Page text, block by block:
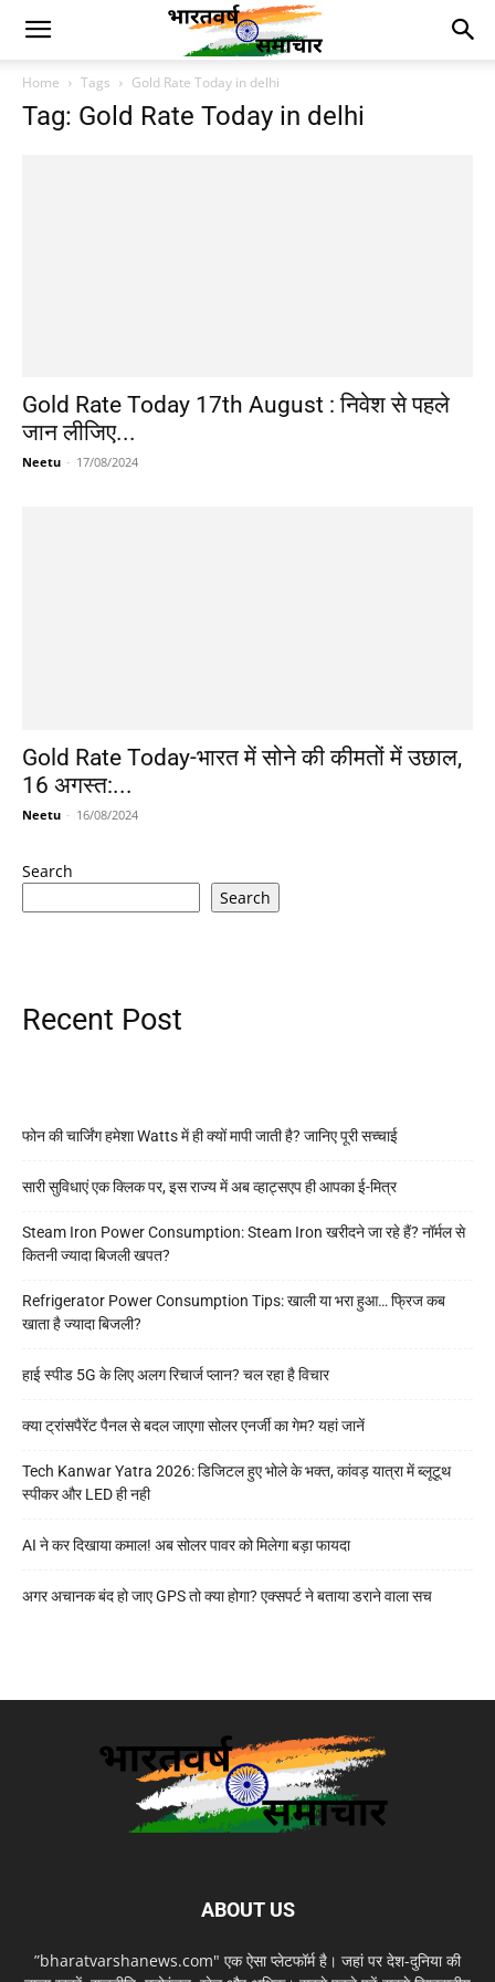
Home Tags Gold Rate Today in delhi
Tag: Gold Rate Today in delhi
Gold Rate Today 17th August : निवेश से पहले
जान लीजिए...
Neetu - 17/08/2024
Gold Rate Today-भारत में सोने की कीमतों में उछाल,
16 अगस्त:...
Neetu - 16/08/2024
Search
Search
Recent Post
फोन की चार्जिंग हमेशा Watts में ही क्यों मापी जाती है? जानिए पूरी सच्चाई
सारी सुविधाएं एक क्लिक पर, इस राज्य में अब व्हाट्सएप ही आपका ई-मित्र
Steam Iron Power Consumption: Steam Iron खरीदने जा रहे हैं? नॉर्मल से
कितनी ज्यादा बिजली खपत?
Refrigerator Power Consumption Tips: खाली या भरा हुआ… फ्रिज कब
खाता है ज्यादा बिजली?
हाई स्पीड 5G के लिए अलग रिचार्ज प्लान? चल रहा है विचार
क्या ट्रांसपैरेंट पैनल से बदल जाएगा सोलर एनर्जी का गेम? यहां जानें
Tech Kanwar Yatra 2026: डिजिटल हुए भोले के भक्त, कांवड़ यात्रा में ब्लूटूथ
स्पीकर और LED ही नही
AI ने कर दिखाया कमाल! अब सोलर पावर को मिलेगा बड़ा फायदा
अगर अचानक बंद हो जाए GPS तो क्या होगा? एक्सपर्ट ने बताया डराने वाला सच
ABOUT US
”bharatvarshanews.com" एक ऐसा प्लेटफॉर्म है। जहां पर देश-दुनिया की